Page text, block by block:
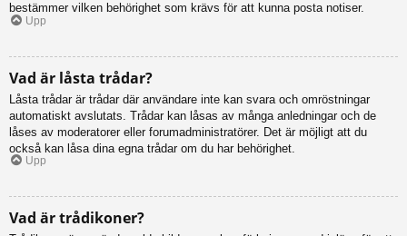
bestämmer vilken behörighet som krävs för att kunna posta notiser.
Upp
Vad är låsta trådar?
Låsta trådar är trådar där användare inte kan svara och omröstningar
automatiskt avslutats. Trådar kan låsas av många anledningar och de
låses av moderatorer eller forumadministratörer. Det är möjligt att du
också kan låsa dina egna trådar om du har behörighet.
Upp
Vad är trådikoner?